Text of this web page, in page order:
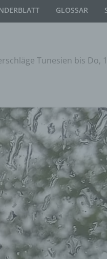
✓ Erlauben
GLOSSAR
Tunesien bis Do,